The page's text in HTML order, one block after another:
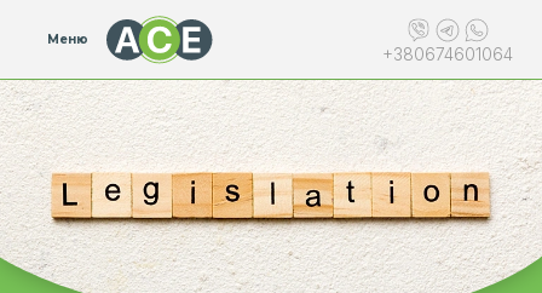
Меню
+380674601064